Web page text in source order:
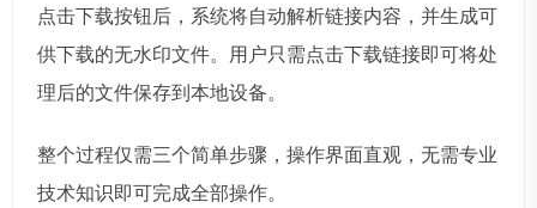
点击下载按钮后，系统将自动解析链接内容，并生成可
供下载的无水印文件。用户只需点击下载链接即可将处
理后的文件保存到本地设备。
整个过程仅需三个简单步骤，操作界面直观，无需专业
技术知识即可完成全部操作。